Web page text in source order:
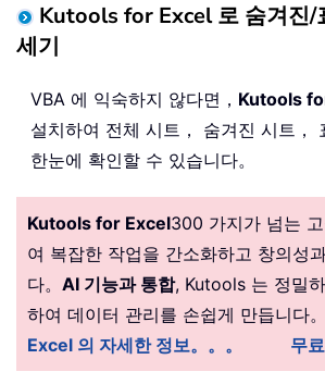
Kutools for Excel 로 숨겨진/
세기
VBA 에 익숙하지 않다면， Kutools
설치하여 전체 시트， 숨겨진 시트，
한눈에 확인할 수 있습니다。
Kutools for Excel300 가지가 넘는
여 복잡한 작업을 간소화하고 창의성
다。 AI 기능과 통합, Kutools 는 정밀
하여 데이터 관리를 손쉽게 만듭니다。
Excel 의 자세한 정보。。。
무